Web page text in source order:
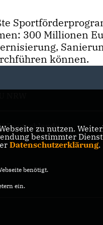
300 Millionen
können.
Deutschlandszu nutzen.
bestimmter
Datenschutzerklärung.
benötigt.
ein.